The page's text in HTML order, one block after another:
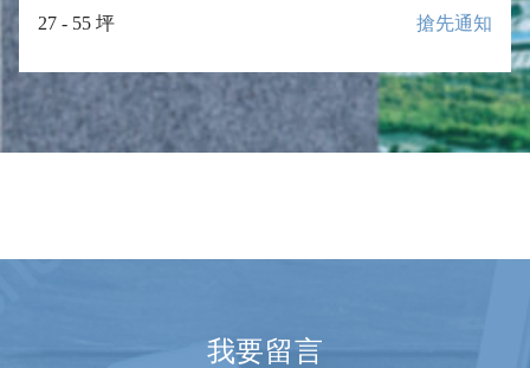
27 - 55 坪
搶先通知
我要留言